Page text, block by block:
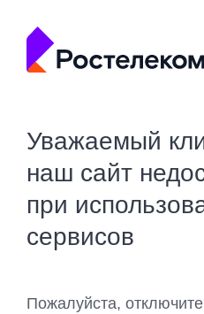
Уважаемый
наш сайт
при
сервисов
Пожалуйста,